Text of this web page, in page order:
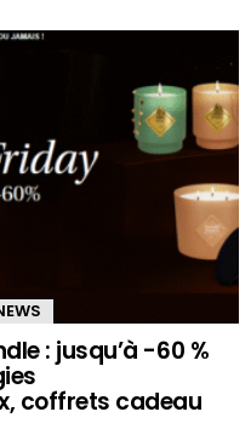
: jusqu’à -60 %
coffrets cadeau